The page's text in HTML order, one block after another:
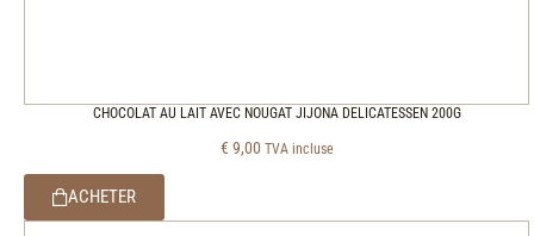
CHOCOLAT AU LAIT AVEC NOUGAT JIJONA DELICATESSEN 200G
€ 9,00 TVA incluse
ACHETER